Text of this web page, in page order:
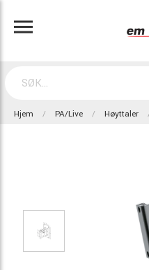
Hjem PA/Live Høyttaler